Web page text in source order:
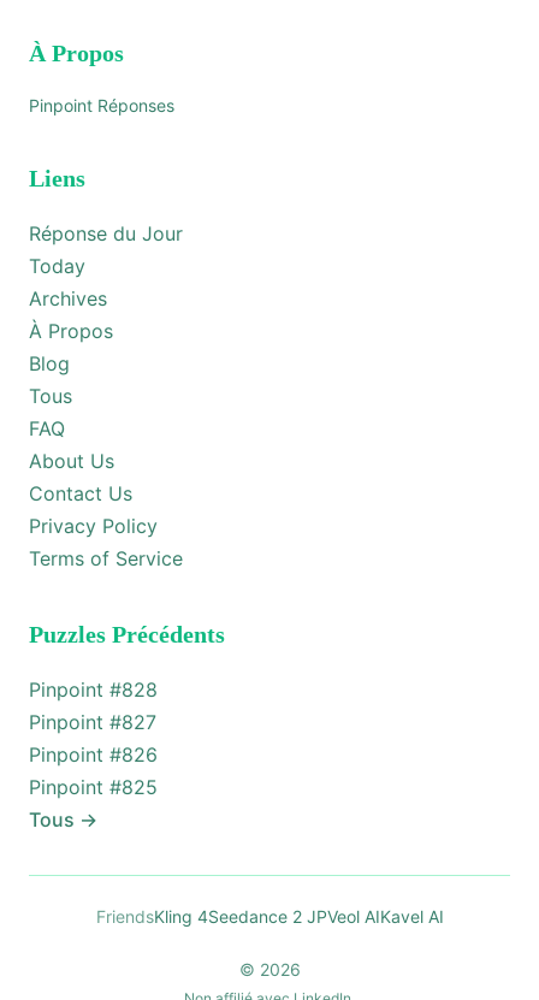
À Propos
Pinpoint Réponses
Liens
Réponse du Jour
Today
Archives
À Propos
Blog
Tous
FAQ
About Us
Contact Us
Privacy Policy
Terms of Service
Puzzles Précédents
Pinpoint #828
Pinpoint #827
Pinpoint #826
Pinpoint #825
Tous →
FriendsKling 4Seedance 2 JPVeol AIKavel AI
© 2026